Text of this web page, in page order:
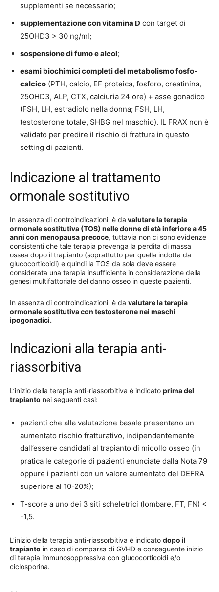
supplementi se necessario;
supplementazione con vitamina D con target di
25OHD3 > 30 ng/ml;
sospensione di fumo e alcol;
esami biochimici completi del metabolismo fosfo-
calcico (PTH, calcio, EF proteica, fosforo, creatinina,
25OHD3, ALP, CTX, calciuria 24 ore) + asse gonadico
(FSH, LH, estradiolo nella donna; FSH, LH,
testosterone totale, SHBG nel maschio). IL FRAX non è
validato per predire il rischio di frattura in questo
setting di pazienti.
Indicazione al trattamento
ormonale sostitutivo
In assenza di controindicazioni, è da valutare la terapia
ormonale sostitutiva (TOS) nelle donne di età inferiore a 45
anni con menopausa precoce, tuttavia non ci sono evidenze
consistenti che tale terapia prevenga la perdita di massa
ossea dopo il trapianto (soprattutto per quella indotta da
glucocorticoidi) e quindi la TOS da sola deve essere
considerata una terapia insufficiente in considerazione della
genesi multifattoriale del danno osseo in queste pazienti.
In assenza di controindicazioni, è da valutare la terapia
ormonale sostitutiva con testosterone nei maschi
ipogonadici.
Indicazioni alla terapia anti-
riassorbitiva
L’inizio della terapia anti-riassorbitiva è indicato prima del
trapianto nei seguenti casi:
pazienti che alla valutazione basale presentano un
aumentato rischio fratturativo, indipendentemente
dall’essere candidati al trapianto di midollo osseo (in
pratica le categorie di pazienti enunciate dalla Nota 79
oppure i pazienti con un valore aumentato del DEFRA
superiore al 10-20%);
T-score a uno dei 3 siti scheletrici (lombare, FT, FN) <
-1,5.
L’inizio della terapia anti-riassorbitiva è indicato dopo il
trapianto in caso di comparsa di GVHD e conseguente inizio
di terapia immunosoppressiva con glucocorticoidi e/o
ciclosporina.